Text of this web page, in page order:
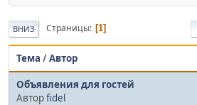
ВНИЗ Страницы 1
Тема /Автор
Объявления для гостей
Авторfidel